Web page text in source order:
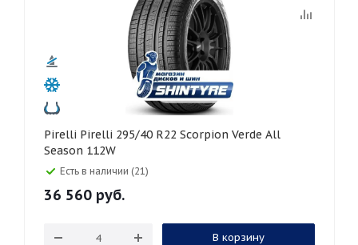
Pirelli Pirelli 295/40 R22 Scorpion Verde All
Season 112W
Есть в наличии (21)
36 560 руб.
В корзину